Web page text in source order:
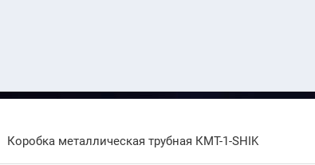
Коробка металлическая трубная КМТ-1-SHIK